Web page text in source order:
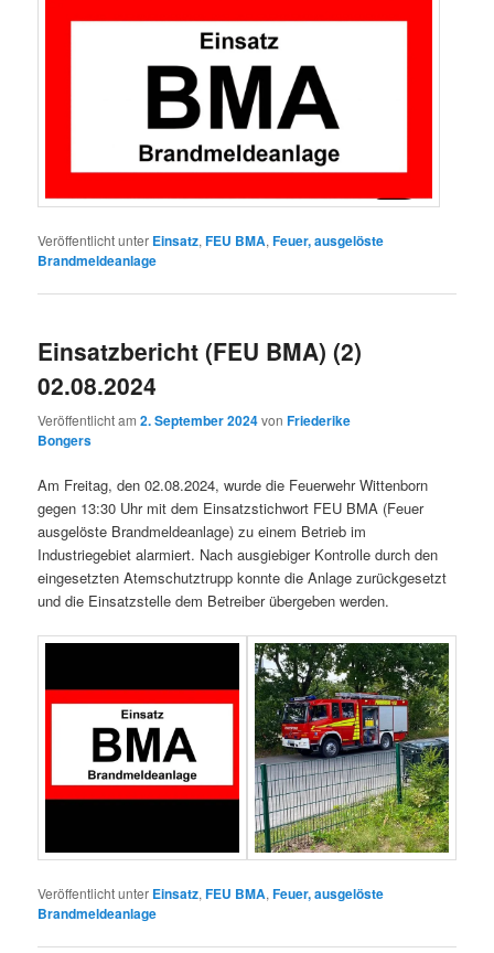
Veröffentlicht unter Einsatz,FEU BMA,Feuer, ausgelöste
Brandmeldeanlage
Einsatzbericht (FEU BMA) (2)
02.08.2024
Veröffentlicht am2. September 2024vonFriederike
Bongers
Am Freitag, den 02.08.2024, wurde die Feuerwehr Wittenborn
gegen 13:30 Uhr mit dem Einsatzstichwort FEU BMA (Feuer
ausgelöste Brandmeldeanlage) zu einem Betrieb im
Industriegebiet alarmiert. Nach ausgiebiger Kontrolle durch den
eingesetzten Atemschutztrupp konnte die Anlage zurückgesetzt
und die Einsatzstelle dem Betreiber übergeben werden.
Veröffentlicht unter Einsatz,FEU BMA,Feuer, ausgelöste
Brandmeldeanlage